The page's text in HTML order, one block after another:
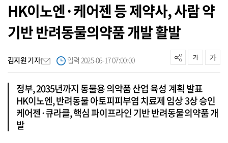
HK이노엔·케어젠 등 제약사, 사람 약
기반 반려동물의약품 개발 활발
김지원 기자 입력 2025-06-17 07:00:00
정부, 2035년까지 동물용 의약품 산업 육성 계획 발표
HK이노엔, 반려동물 아토피피부염 치료제 임상 3상 승인
케어젠·큐라클, 핵심 파이프라인 기반 반려동물의약품 개
발